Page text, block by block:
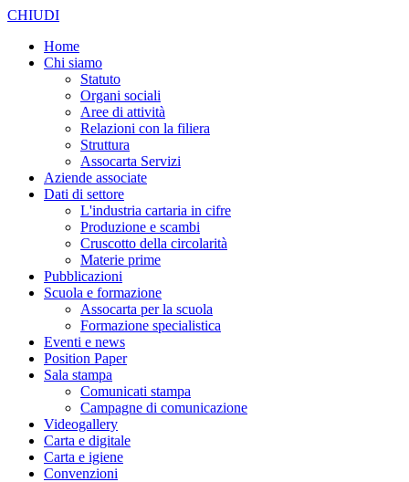
CHIUDI
Home
Chi siamo
Statuto
Organi sociali
Aree di attività
Relazioni con la filiera
Struttura
Assocarta Servizi
Aziende associate
Dati di settore
L'industria cartaria in cifre
Produzione e scambi
Cruscotto della circolarità
Materie prime
Pubblicazioni
Scuola e formazione
Assocarta per la scuola
Formazione specialistica
Eventi e news
Position Paper
Sala stampa
Comunicati stampa
Campagne di comunicazione
Videogallery
Carta e digitale
Carta e igiene
Convenzioni